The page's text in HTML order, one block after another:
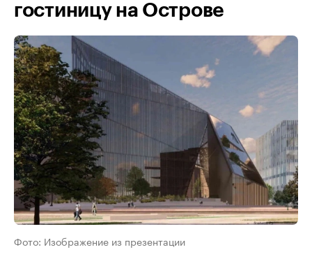
гостиницу на Острове
Фото: Изображение из презентации